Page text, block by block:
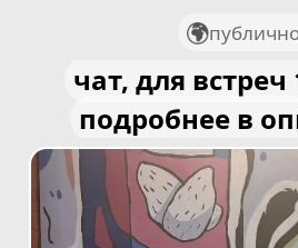
чат, для встреч
подробнее в